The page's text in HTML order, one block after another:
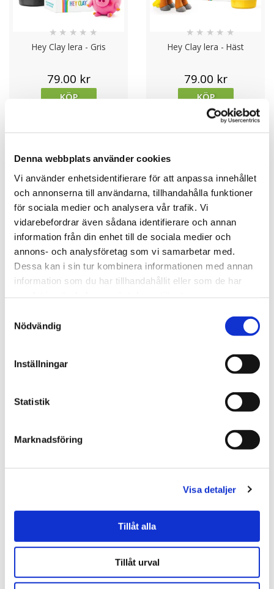
Denna webbplats använder cookies
Vi använder enhetsidentifierare för att anpassa innehållet
och annonserna till användarna, tillhandahålla funktioner
för sociala medier och analysera vår trafik. Vi
vidarebefordrar även sådana identifierare och annan
information från din enhet till de sociala medier och
annons- och analysföretag som vi samarbetar med.
Dessa kan i sin tur kombinera informationen med annan
information som du har tillhandahållit eller som de har
Nödvändig
Inställningar
Statistik
Marknadsföring
Visa detaljer
Tillåt alla
Tillåt urval
Hey Clay lera - Gris
★ ★ ★ ★ ★
79.00 kr
KÖP
Hey Clay lera - Häst
★ ★ ★ ★ ★
79.00 kr
KÖP
Hey Clay lera - Får
★★ ★★ ★
KÖP
Gift in a Tin - Sy din egen
★★ ★ ★ ★
Gift in a Tin - Sy din egen
199.00 kr
Hey Clay lera - Haj
★
79.00 kr